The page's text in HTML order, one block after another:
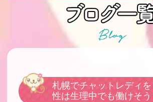
札幌でチャットレディ
性は生理中でも働けそう